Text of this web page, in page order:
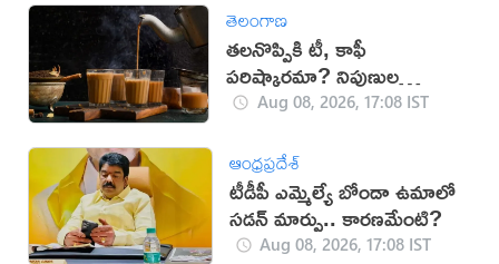
తెలంగాణ
తలనొప్పికి టీ, కాఫీ
పరిష్కారమా? నిపుణుల
సూచనలు ఇవే!
Aug 08, 2026, 17:08 IST
ఆంధ్రప్రదేశ్
టీడీపీ ఎమ్మెల్యే బోండా ఉమాలో
సడన్‌ మార్పు.. కారణమేంటి?
Aug 08, 2026, 17:08 IST